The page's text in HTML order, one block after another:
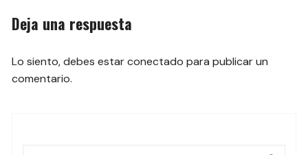
entradas
Deja una respuesta
Lo siento, debes estarconectado para publicar un
comentario.